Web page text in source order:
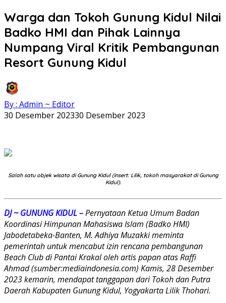
Warga dan Tokoh Gunung Kidul Nilai
Badko HMI dan Pihak Lainnya
Numpang Viral Kritik Pembangunan
Resort Gunung Kidul
By : Admin ~ Editor
30 Desember 202330 Desember 2023
Salah satu objek wisata di Gunung Kidul (insert: Lilik, tokoh masyarakat di Gunung
Kidul).
DJ ~ GUNUNG KIDUL –Pernyataan Ketua Umum Badan
Koordinasi Himpunan Mahasiswa Islam (Badko HMI)
Jabodetabeka-Banten, M. Adhiya Muzakki meminta
pemerintah untuk mencabut izin rencana pembangunan
Beach Club di Pantai Krakal oleh artis papan atas Raffi
Ahmad (sumber:mediaindonesia.com) Kamis, 28 Desember
2023 kemarin, mendapat tanggapan dari Tokoh dan Putra
Daerah Kabupaten Gunung Kidul, Yogyakarta Lilik Thohari.